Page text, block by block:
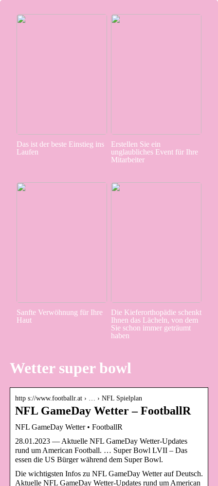
Das ist der beste Einstieg ins
Laufen
Erstellen Sie ein
unglaubliches Event für Ihre
Mitarbeiter
Sanfte Verwöhnung für Ihre
Haut
Die Kieferorthopädie schenkt
Ihnen das Lächeln, von dem
Sie schon immer geträumt
haben
Wetter super bowl
http s://www.footballr.at › … › NFL Spielplan
NFL GameDay Wetter – FootballR
NFL GameDay Wetter • FootballR
28.01.2023 — Aktuelle NFL GameDay Wetter-Updates
rund um American Football. … Super Bowl LVII – Das
essen die US Bürger während dem Super Bowl.
Die wichtigsten Infos zu NFL GameDay Wetter auf Deutsch.
Aktuelle NFL GameDay Wetter-Updates rund um American